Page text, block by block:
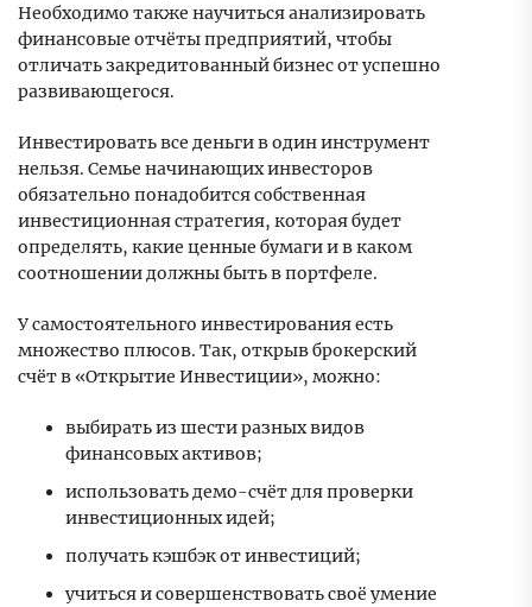
Необходимо также научиться анализировать
финансовые отчёты предприятий, чтобы
отличать закредитованный бизнес от успешно
развивающегося.
Инвестировать все деньги в один инструмент
нельзя. Семье начинающих инвесторов
обязательно понадобится собственная
инвестиционная стратегия, которая будет
определять, какие ценные бумаги и в каком
соотношении должны быть в портфеле.
У самостоятельного инвестирования есть
множество плюсов. Так, открыв брокерский
счёт в «Открытие Инвестиции», можно:
выбирать из шести разных видов
финансовых активов;
использовать демо-счёт для проверки
инвестиционных идей;
получать кэшбэк от инвестиций;
учиться и совершенствовать своё умение